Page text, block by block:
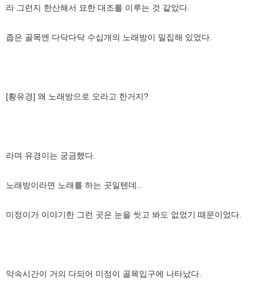
라 그런지 한산해서 묘한 대조를 이루는 것 같았다.
좁은 골목엔 다닥다닥 수십개의 노래방이 밀집해 있었다.
[황유경] 왜 노래방으로 오라고 한거지?
라며 유경이는 궁금했다.
노래방이라면 노래를 하는 곳일텐데..
미정이가 이야기한 그런 곳은 눈을 씻고 봐도 없었기 때문이었다.
약속시간이 거의 다되어 미정이 골목입구에 나타났다.